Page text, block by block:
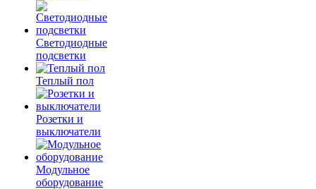
Светодиодные
подсветки
Теплый пол
Розетки и
выключатели
Модульное
оборудование